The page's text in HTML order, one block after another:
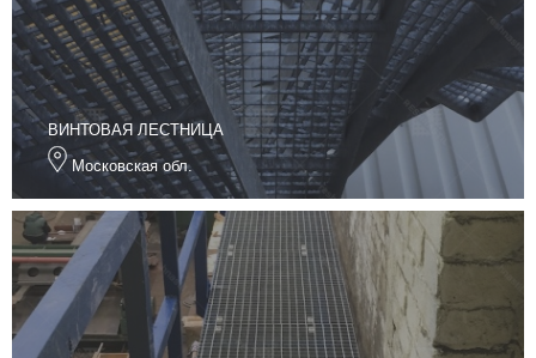
ВИНТОВАЯ ЛЕСТНИЦА
Московская обл.